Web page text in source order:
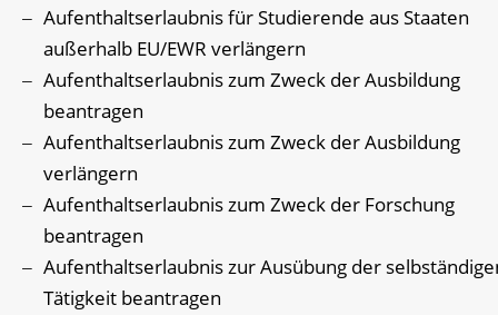
Aufenthaltserlaubnis für Studierende aus Staaten
außerhalb EU/EWR verlängern
Aufenthaltserlaubnis zum Zweck der Ausbildung
beantragen
Aufenthaltserlaubnis zum Zweck der Ausbildung
verlängern
Aufenthaltserlaubnis zum Zweck der Forschung
beantragen
Aufenthaltserlaubnis zur Ausübung der
Tätigkeit beantragen